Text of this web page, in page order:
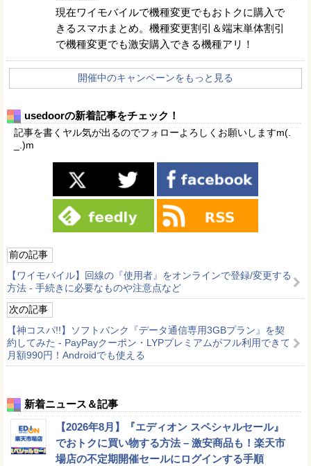
現在ワイモバイルで機種変更でもおトクに購入で
きるスマホまとめ。機種変更割引＆端末単体割引
で機種変更でも激安購入できる機種アリ！
開催中のキャンペーンをもっと見る
usedoorの新着記事をチェック！
記事を書くヤル気が出るのでフォローよろしくお願いしますm(.
_.)m
前の記事
【ワイモバイル】回線の『使用者』をオンラインで登録/変更する
方法 - 手続きに必要なものや注意点など
次の記事
【神コスパ!!】ソフトバンク『データ通信専用3GBプラン』を契
約してみた - PayPayクーポン・LYPプレミアムがフル利用できて
月額990円！Androidでも使える
新着ニュース＆記事
【2026年8月】『エディオン スペシャルセール』
でおトクに買い物する方法 – 激安商品も！楽天市
場店の不定期開催セールにログインする手順